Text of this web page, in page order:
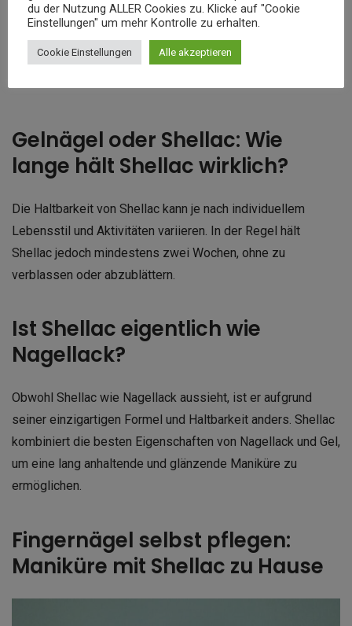
Gelnägel oder Shellac: Wie
lange hält Shellac wirklich?
Die Haltbarkeit von Shellac kann je nach individuellem
Lebensstil und Aktivitäten variieren. In der Regel hält
Shellac jedoch mindestens zwei Wochen, ohne zu
verblassen oder abzublättern.
Ist Shellac eigentlich wie
Nagellack?
Obwohl Shellac wie Nagellack aussieht, ist er aufgrund
seiner einzigartigen Formel und Haltbarkeit anders. Shellac
kombiniert die besten Eigenschaften von Nagellack und Gel,
um eine lang anhaltende und glänzende Maniküre zu
ermöglichen.
Fingernägel selbst pflegen:
Maniküre mit Shellac zu Hause
du der Nutzung ALLER Cookies zu. Klicke auf "Cookie
Einstellungen" um mehr Kontrolle zu erhalten.
Cookie Einstellungen Alle akzeptieren